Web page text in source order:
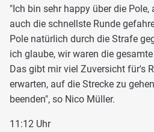
"Ich bin sehr happy über die Pole,
auch die schnellste Runde
Pole natürlich durch die Strafe
ich glaube, wir waren die
Das gibt mir viel Zuversicht für's
erwarten, auf die Strecke zu
beenden", so Nico Müller.
11:12 Uhr